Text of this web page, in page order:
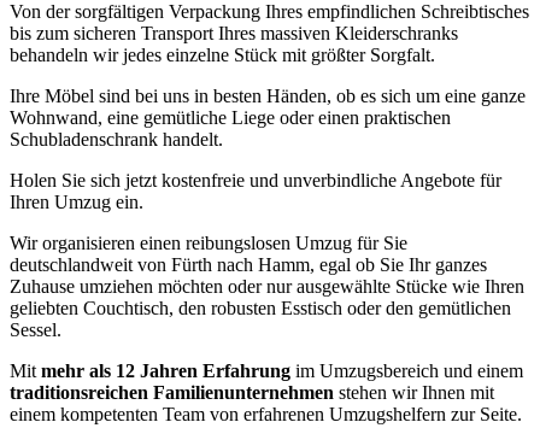
Von der sorgfältigen Verpackung Ihres empfindlichen Schreibtisches
bis zum sicheren Transport Ihres massiven Kleiderschranks
behandeln wir jedes einzelne Stück mit größter Sorgfalt.
Ihre Möbel sind bei uns in besten Händen, ob es sich um eine ganze
Wohnwand, eine gemütliche Liege oder einen praktischen
Schubladenschrank handelt.
Holen Sie sich jetzt kostenfreie und unverbindliche Angebote für
Ihren Umzug ein.
Wir organisieren einen reibungslosen Umzug für Sie
deutschlandweit von Fürth nach Hamm, egal ob Sie Ihr ganzes
Zuhause umziehen möchten oder nur ausgewählte Stücke wie Ihren
geliebten Couchtisch, den robusten Esstisch oder den gemütlichen
Sessel.
Mit mehr als 12 Jahren Erfahrung im Umzugsbereich und einem
traditionsreichen Familienunternehmen stehen wir Ihnen mit
einem kompetenten Team von erfahrenen Umzugshelfern zur Seite.